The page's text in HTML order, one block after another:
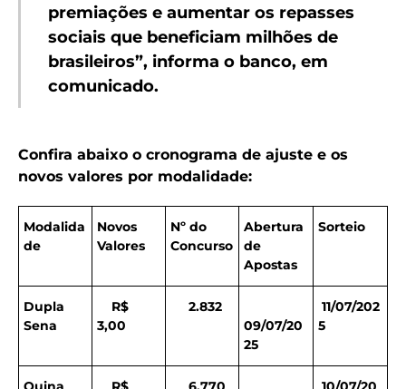
premiações e aumentar os repasses
sociais que beneficiam milhões de
brasileiros”, informa o banco, em
comunicado.
Confira abaixo o cronograma de ajuste e os
novos valores por modalidade:
Modalida
de
Novos
Valores
Nº do
Concurso
Abertura
de
Apostas
Sorteio
Dupla
Sena
R$
3,00
2.832
09/07/20
25
11/07/202
5